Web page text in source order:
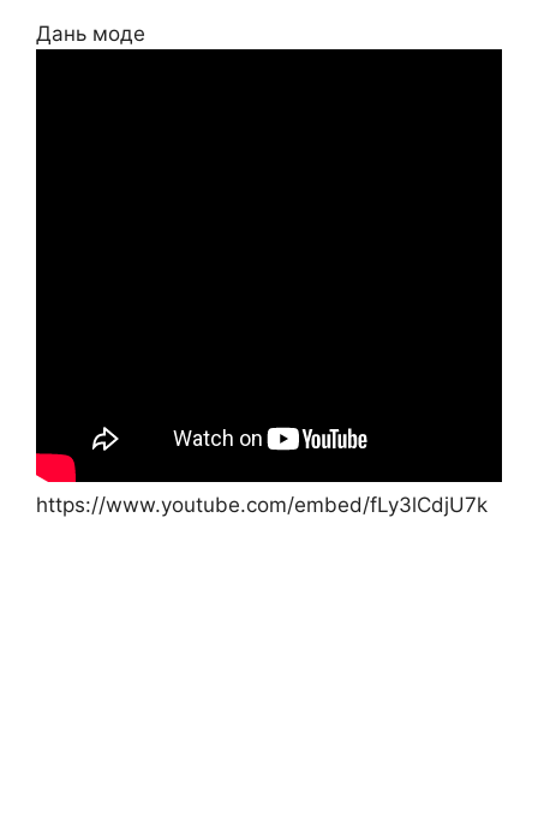
Дань моде
https://www.youtube.com/embed/fLy3lCdjU7k